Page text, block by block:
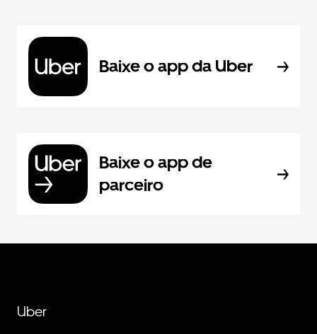
Baixe o app da Uber
Baixe o app de
parceiro
Uber